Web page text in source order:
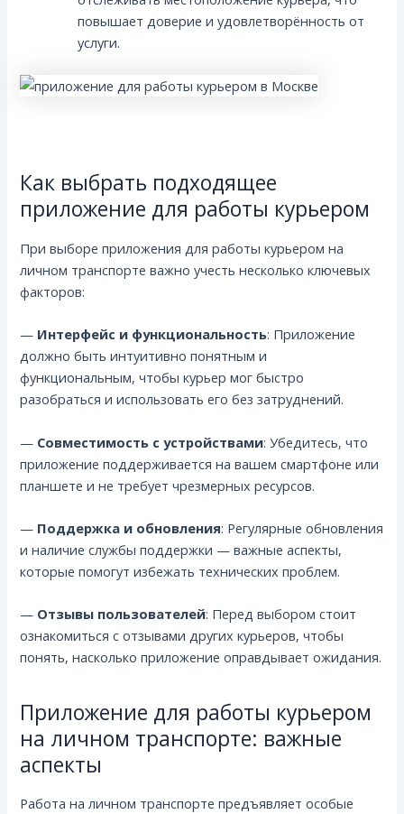
повышает доверие и удовлетворённость от
услуги.
Как выбрать подходящее
приложение для работы курьером
При выборе приложения для работы курьером на
личном транспорте важно учесть несколько ключевых
факторов:
— Интерфейс и функциональность: Приложение
должно быть интуитивно понятным и
функциональным, чтобы курьер мог быстро
разобраться и использовать его без затруднений.
— Совместимость с устройствами: Убедитесь, что
приложение поддерживается на вашем смартфоне или
планшете и не требует чрезмерных ресурсов.
— Поддержка и обновления: Регулярные обновления
и наличие службы поддержки — важные аспекты,
которые помогут избежать технических проблем.
— Отзывы пользователей: Перед выбором стоит
ознакомиться с отзывами других курьеров, чтобы
понять, насколько приложение оправдывает ожидания.
Приложение для работы курьером
на личном транспорте: важные
аспекты
Работа на личном транспорте предъявляет особые